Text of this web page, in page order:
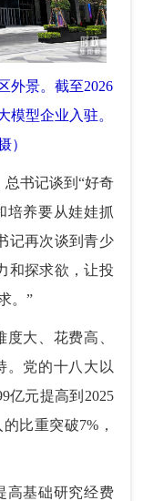
外景。截至2026
模型企业入驻。
）
书记谈到“好奇
培养要从娃娃抓
记再次谈到青少
和探求欲，让投
。”
大、花费高、
。党的十八大以
亿元提高到2025
比重突破7%，
基础研究经费